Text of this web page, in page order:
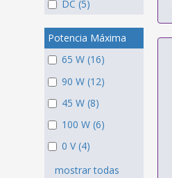
DC (5)
Potencia Máxima
65 W (16)
90 W (12)
45 W (8)
100 W (6)
0 V (4)
mostrar todas